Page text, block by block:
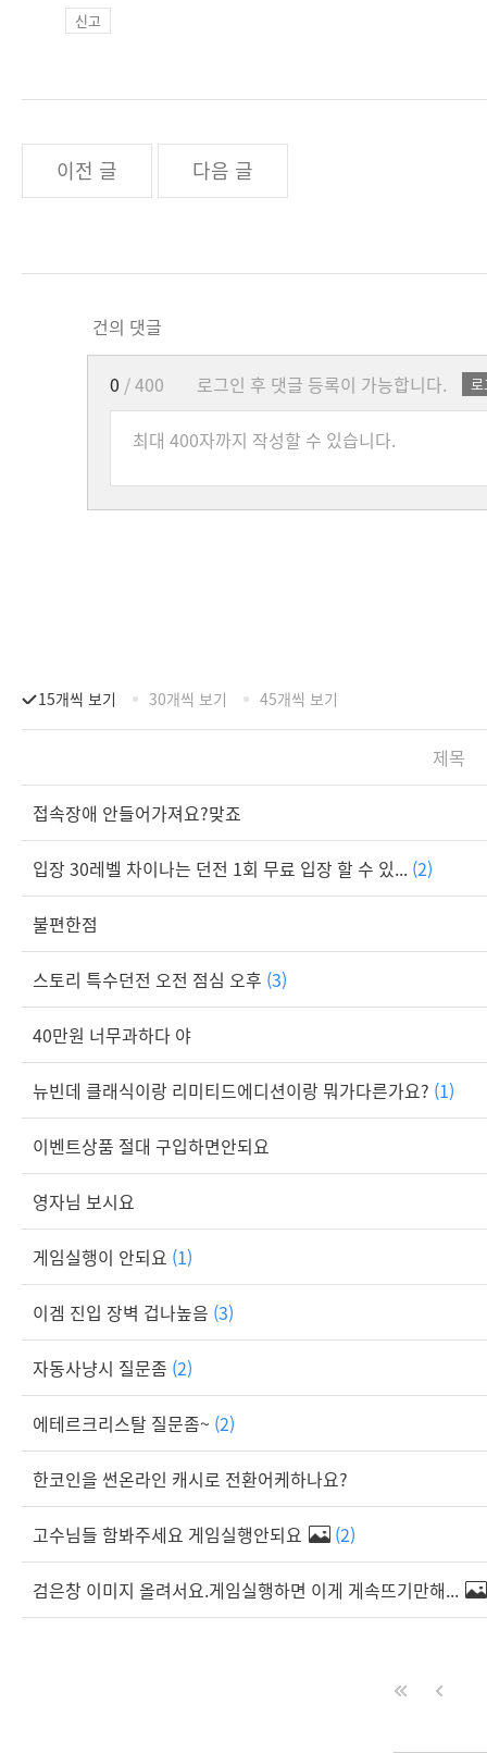
신고
이전 글 다음 글
건의 댓글
로그인 후 댓글 등록이 가능합니다.
0 / 400
15개씩 보기 30개씩 보기 45개씩 보기
제목
접속장애 안들어가져요?맞죠
입장 30레벨 차이나는 던전 1회 무료 입장 할 수 있... (2)
불편한점
스토리 특수던전 오전 점심 오후 (3)
40만원 너무과하다 야
뉴빈데 클래식이랑 리미티드에디션이랑 뭐가다른가요? (1)
이벤트상품 절대 구입하면안되요
영자님 보시요
게임실행이 안되요 (1)
이겜 진입 장벽 겁나높음 (3)
자동사냥시 질문좀 (2)
에테르크리스탈 질문좀~ (2)
한코인을 썬온라인 캐시로 전환어케하나요?
고수님들 함봐주세요 게임실행안되요 (2)
검은창 이미지 올려서요.게임실행하면 이게 게속뜨기만해...